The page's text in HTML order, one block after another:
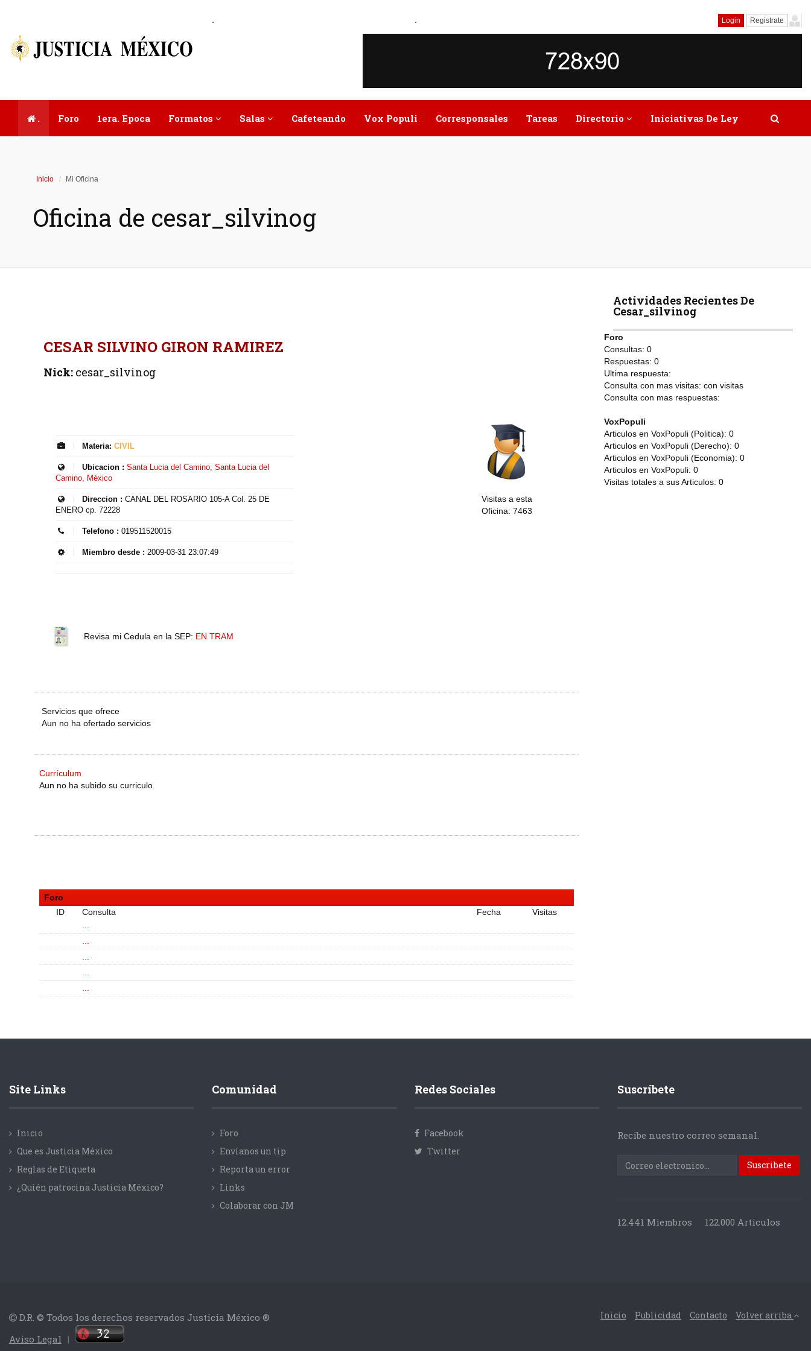
. . Login Registrate
. Foro 1era. Epoca Formatos Salas Cafeteando Vox Populi Corresponsales Tareas Directorio Iniciativas De Ley
Inicio Mi Oficina
Oficina de cesar_silvinog
CESAR SILVINO GIRON RAMIREZ
Nick:cesar_silvinog
Materia: CIVIL
Ubicacion : Santa Lucia del Camino, Santa Lucia del
Camino, México
Direccion : CANAL DEL ROSARIO 105-A Col. 25 DE
ENERO cp. 72228
Telefono : 019511520015
Miembro desde : 2009-03-31 23:07:49
Visitas a esta
Oficina: 7463
Revisa mi Cedula en la SEP: EN TRAM
Servicios que ofrece
Aun no ha ofertado servicios
Currículum
Aun no ha subido su curriculo
Foro
ID
Consulta Fecha
Visitas
Actividades Recientes De
Cesar_silvinog
Foro
Consultas: 0
Respuestas: 0
Ultima respuesta:
Consulta con mas visitas: con visitas
Consulta con mas respuestas:
VoxPopuli
Articulos en VoxPopuli (Politica): 0
Articulos en VoxPopuli (Derecho): 0
Articulos en VoxPopuli (Economia): 0
Articulos en VoxPopuli: 0
Visitas totales a sus Articulos: 0
Site Links
Inicio
Que es Justicia México
Reglas de Etiqueta
¿Quién patrocina Justicia México?
Comunidad
Foro
Envíanos un tip
Reporta un error
Links
Colaborar con JM
Redes Sociales
Facebook
Twitter
Suscríbete
Recibe nuestro correo semanal.
12.441 Miembros 122.000 Articulos
D.R. © Todos los derechos reservados Justicia México ®
Aviso Legal |
Inicio Publicidad Contacto Volver arriba